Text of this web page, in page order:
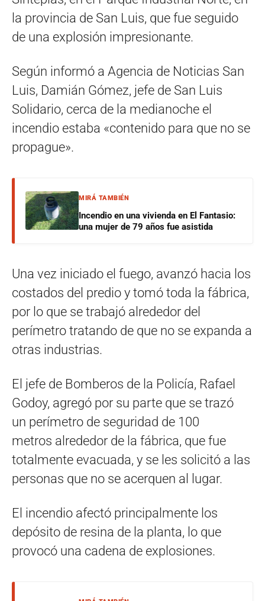
la provincia de San Luis, que fue seguido
de una explosión impresionante.
Según informó a Agencia de Noticias San
Luis, Damián Gómez, jefe de San Luis
Solidario, cerca de la medianoche el
incendio estaba «contenido para que no se
propague».
MIRÁ TAMBIÉN
Incendio en una vivienda en El Fantasio:
una mujer de 79 años fue asistida
Una vez iniciado el fuego, avanzó hacia los
costados del predio y tomó toda la fábrica,
por lo que se trabajó alrededor del
perímetro tratando de que no se expanda a
otras industrias.
El jefe de Bomberos de la Policía, Rafael
Godoy, agregó por su parte que se trazó
un perímetro de seguridad de 100
metros alrededor de la fábrica, que fue
totalmente evacuada, y se les solicitó a las
personas que no se acerquen al lugar.
El incendio afectó principalmente los
depósito de resina de la planta, lo que
provocó una cadena de explosiones.